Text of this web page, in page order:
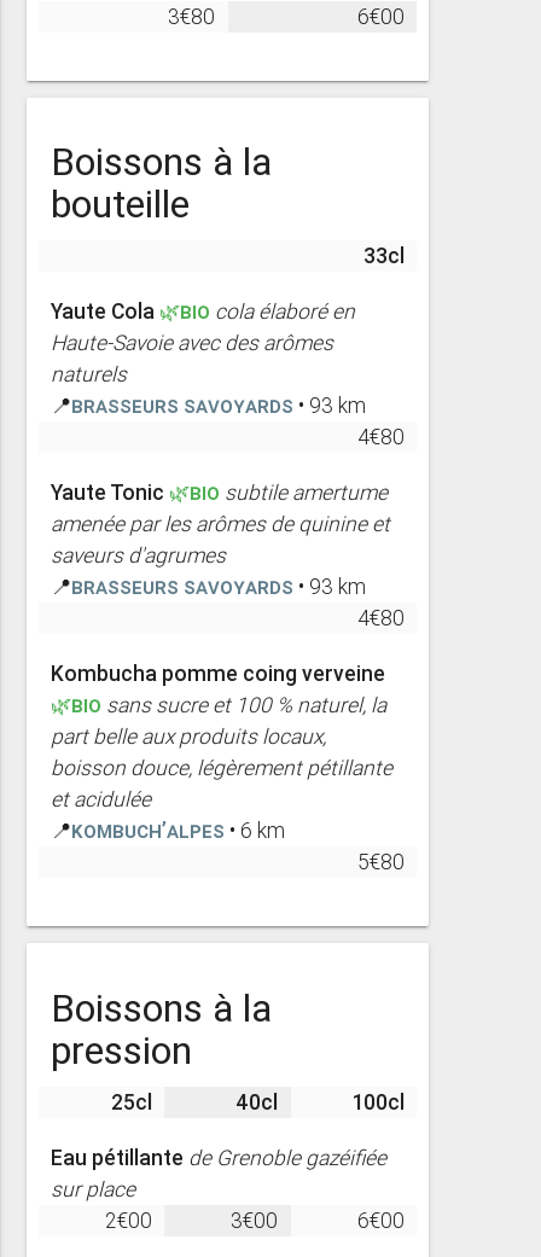
3€80
6€00
Boissons à la
bouteille
33cl
Yaute Cola 🌿BIO cola élaboré en
Haute-Savoie avec des arômes
naturels
📍Brasseurs Savoyards • 93 km
4€80
Yaute Tonic 🌿BIO subtile amertume
amenée par les arômes de quinine et
saveurs d'agrumes
📍Brasseurs Savoyards • 93 km
4€80
Kombucha pomme coing verveine
🌿BIO sans sucre et 100 % naturel, la
part belle aux produits locaux,
boisson douce, légèrement pétillante
et acidulée
📍Kombuch’Alpes • 6 km
5€80
Boissons à la
pression
25cl 40cl 100cl
Eau pétillante de Grenoble gazéifiée
sur place
2€00
3€00 6€00